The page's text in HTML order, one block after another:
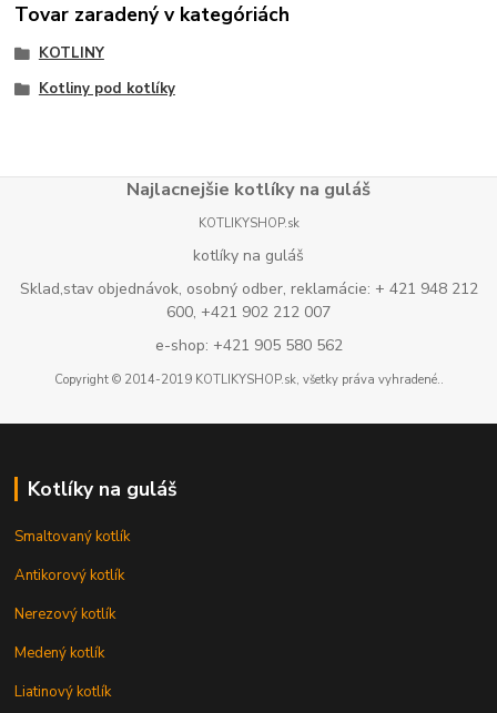
Tovar zaradený v kategóriách
KOTLINY
Kotliny pod kotlíky
Najlacnejšie kotlíky na guláš
KOTLIKYSHOP.sk
kotlíky na guláš
Sklad,stav objednávok, osobný odber, reklamácie: + 421 948 212
600, +421 902 212 007
e-shop: +421 905 580 562
Copyright © 2014-2019 KOTLIKYSHOP.sk, všetky práva vyhradené..
Kotlíky na guláš
Smaltovaný kotlík
Antikorový kotlík
Nerezový kotlík
Medený kotlík
Liatinový kotlík